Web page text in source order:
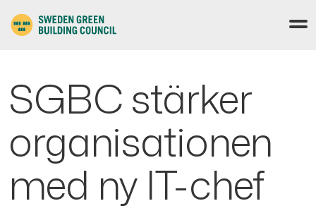
SGBC stärker
organisationen
med ny IT-chef